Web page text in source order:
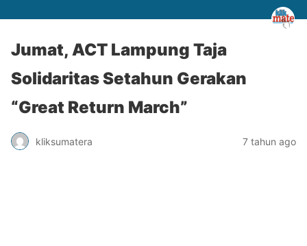
Jumat, ACT Lampung Taja
Solidaritas Setahun Gerakan
“Great Return March”
kliksumatera 7 tahun ago